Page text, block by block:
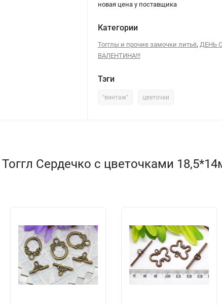
новая цена у поставщика
Категории
Тогглы и прочие замочки литьё, ДЕНЬ
ВАЛЕНТИНА!!!
Тэги
"винтаж" цветочки
Сердечко с цветочками